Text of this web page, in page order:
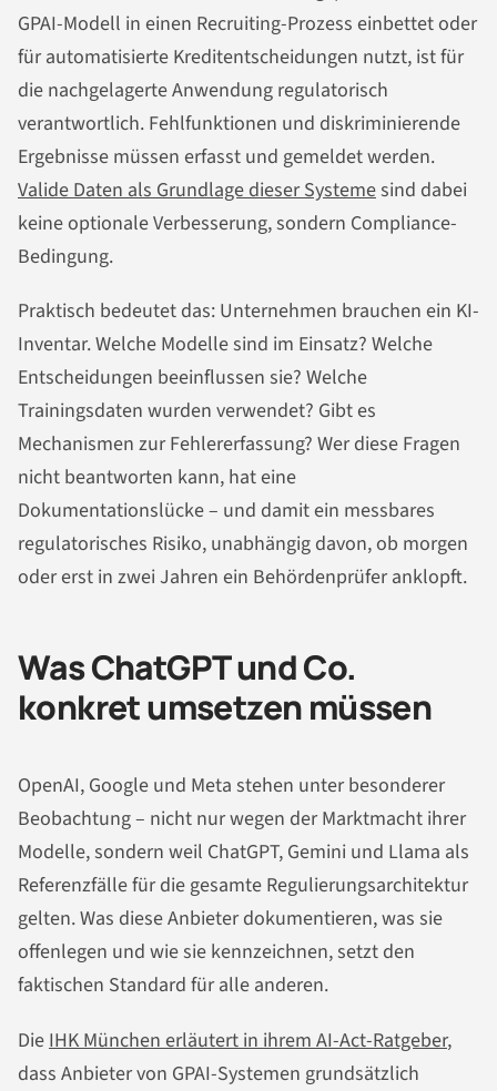
GPAI-Modell in einen Recruiting-Prozess einbettet oder
für automatisierte Kreditentscheidungen nutzt, ist für
die nachgelagerte Anwendung regulatorisch
verantwortlich. Fehlfunktionen und diskriminierende
Ergebnisse müssen erfasst und gemeldet werden.
Valide Daten als Grundlage dieser Systemesind dabei
keine optionale Verbesserung, sondern Compliance-
Bedingung.
Praktisch bedeutet das: Unternehmen brauchen ein KI-
Inventar. Welche Modelle sind im Einsatz? Welche
Entscheidungen beeinflussen sie? Welche
Trainingsdaten wurden verwendet? Gibt es
Mechanismen zur Fehlererfassung? Wer diese Fragen
nicht beantworten kann, hat eine
Dokumentationslücke – und damit ein messbares
regulatorisches Risiko, unabhängig davon, ob morgen
oder erst in zwei Jahren ein Behördenprüfer anklopft.
Was ChatGPT und Co.
konkret umsetzen müssen
OpenAI, Google und Meta stehen unter besonderer
Beobachtung – nicht nur wegen der Marktmacht ihrer
Modelle, sondern weil ChatGPT, Gemini und Llama als
Referenzfälle für die gesamte Regulierungsarchitektur
gelten. Was diese Anbieter dokumentieren, was sie
offenlegen und wie sie kennzeichnen, setzt den
faktischen Standard für alle anderen.
Die IHK München erläutert in ihrem AI-Act-Ratgeber,
dass Anbieter von GPAI-Systemen grundsätzlich